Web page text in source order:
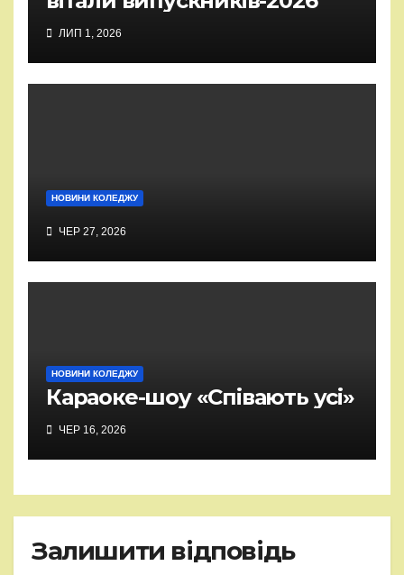
ЛИП 1, 2026
НОВИНИ КОЛЕДЖУ
ЧЕР 27, 2026
НОВИНИ КОЛЕДЖУ
Караоке-шоу «Співають усі»
ЧЕР 16, 2026
Залишити відповідь